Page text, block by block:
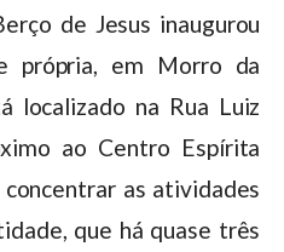
de Jesus inaugurou
própria, em Morro da
localizado na Rua Luiz
ao Centro Espírita
as atividades
que há quase três